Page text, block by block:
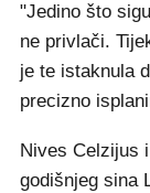
"Jedino što
ne privlači.
je te istaknula
precizno
Nives Celzijus
godišnjeg sina